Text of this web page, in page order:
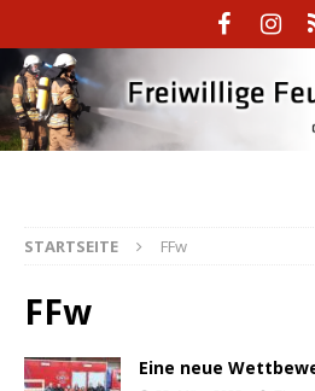
STARTSEITE FFw
FFw
Eine neue